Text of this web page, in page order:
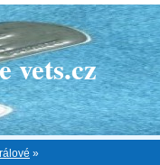
vets.cz
»